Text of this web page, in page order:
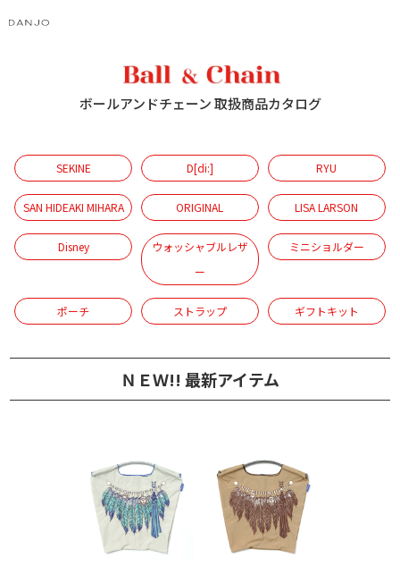
ボールアンドチェーン 取扱商品カタログ
SEKINE D[di:] RYU
SAN HIDEAKI MIHARA ORIGINAL LISA LARSON
Disney
ウォッシャブルレザ
ー
ミニショルダー
ポーチ ストラップ ギフトキット
ＮＥＷ!! 最新アイテム